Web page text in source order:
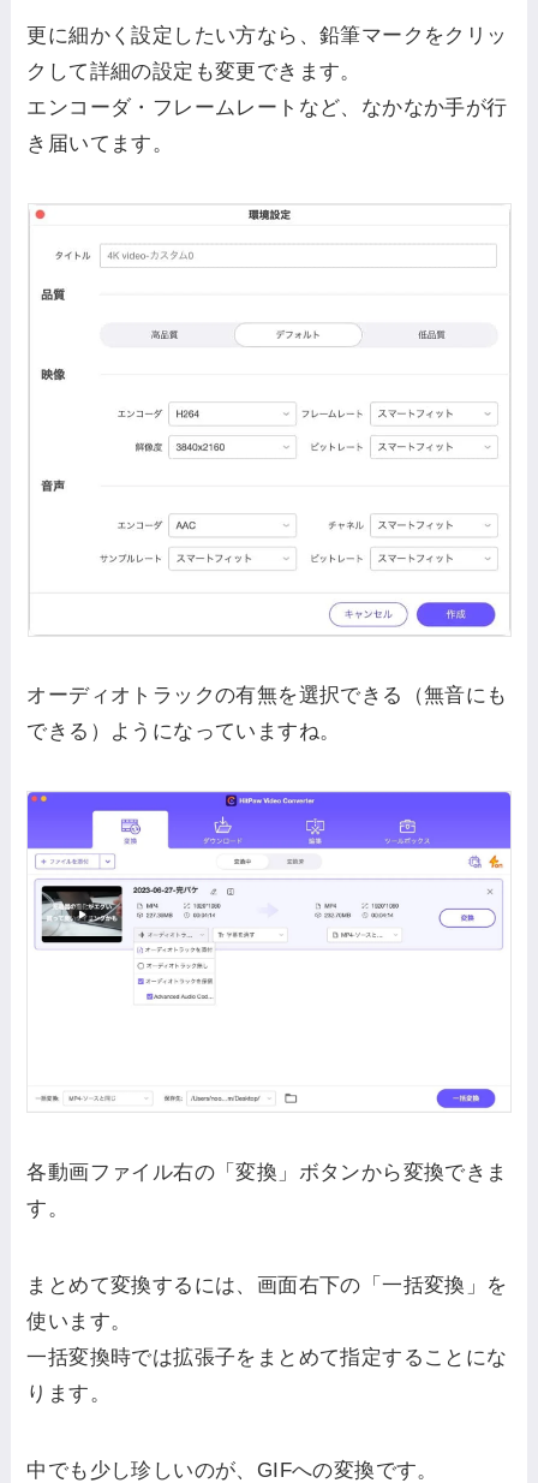
更に細かく設定したい方なら、鉛筆マークをクリッ
クして詳細の設定も変更できます。
エンコーダ・フレームレートなど、なかなか手が行
き届いてます。
オーディオトラックの有無を選択できる（無音にも
できる）ようになっていますね。
各動画ファイル右の「変換」ボタンから変換できま
す。
まとめて変換するには、画面右下の「一括変換」を
使います。
一括変換時では拡張子をまとめて指定することにな
ります。
中でも少し珍しいのが、GIFへの変換です。